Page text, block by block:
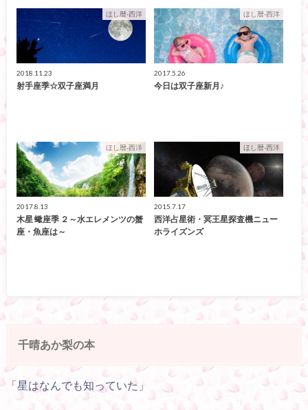
ほし暦-西洋
2018.11.23
射手座季☆双子座満月
ほし暦-西洋
2017.5.26
今日は双子座新月♪
ほし暦-西洋
2017.8.13
木星 蠍座季 ２～水エレメンツの蟹
座・魚座は～
ほし暦-西洋
2015.7.17
西洋占星術・冥王星探査機ニュー
ホライズンズ
千晴あか梨の本
「星はなんでも知っていた」